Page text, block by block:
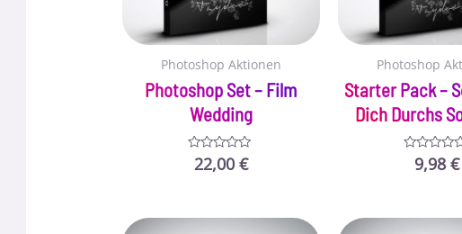
Photoshop Aktionen
Photoshop Set – Film
Wedding
Bewertet
mit
22,00 €
Photoshop
Starter Pack –
Dich Durchs
Bewertet
mit9,98 €